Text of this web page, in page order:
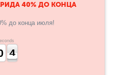
40% ДО КОНЦА
до конца июля!
4
4
3